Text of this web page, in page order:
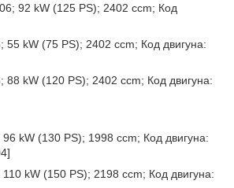
92 kW (125 PS); 2402 ccm; Код
55 kW (75 PS); 2402 ccm; Код двигуна:
88 kW (120 PS); 2402 ccm; Код двигуна:
kW (130 PS); 1998 ccm; Код двигуна:
kW (150 PS); 2198 ccm; Код двигуна: